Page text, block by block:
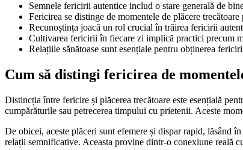
Semnele fericirii autentice includ o stare generală de
Fericirea se distinge de momentele de plăcere
Recunoștința joacă un rol crucial în trăirea fericirii
Cultivarea fericirii în fiecare zi implică practici precum
Relațiile sănătoase sunt esențiale pentru obținerea
Cum să distingi fericirea de
Distincția între fericire și plăcerea trecătoare este esențială
cumpărăturile sau petrecerea timpului cu prietenii. Aceste
De obicei, aceste plăceri sunt efemere și dispar rapid, lăsând
relații semnificative. Aceasta provine dintr-o conexiune reală